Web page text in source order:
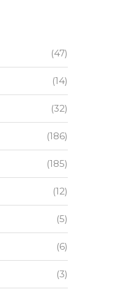
(47)
(14)
(32)
(186)
(185)
(12)
(5)
(6)
(3)